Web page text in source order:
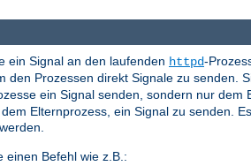
ein Signal an den laufenden httpd-
den Prozessen direkt Signale zu senden.
ein Signal senden, sondern nur dem
Elternprozess, ein Signal zu senden.
einen Befehl wie z.B.: